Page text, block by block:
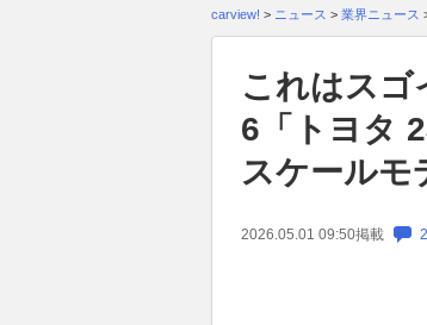
carview! > ニュース > 業界ニュース
これはスゴ
6「トヨタ
スケールモ
2026.05.01 09:50掲載